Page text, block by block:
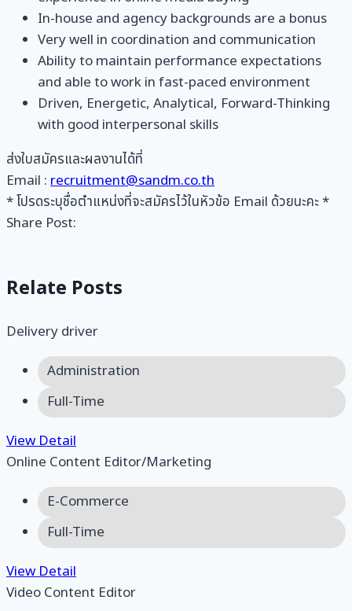
In-house and agency backgrounds are a bonus
Very well in coordination and communication
Ability to maintain performance expectations
and able to work in fast-paced environment
Driven, Energetic, Analytical, Forward-Thinking
with good interpersonal skills
ส่งใบสมัครและผลงานได้ที่
Email :recruitment@sandm.co.th
* โปรดระบุชื่อตำแหน่งที่จะสมัครไว้ในหัวข้อ Email ด้วยนะคะ *
Share Post:
Relate Posts
Delivery driver
Administration
Full-Time
View Detail
Online Content Editor/Marketing
E-Commerce
Full-Time
View Detail
Video Content Editor